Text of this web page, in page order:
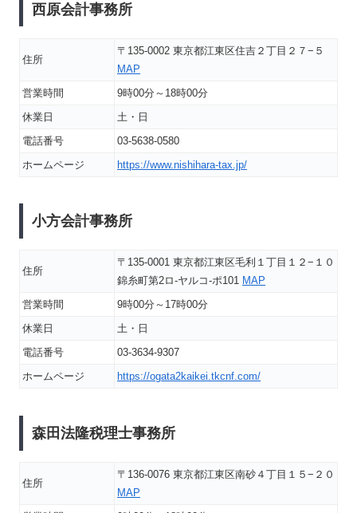
西原会計事務所
住所
〒135-0002 東京都江東区住吉２丁目２７−５
MAP
営業時間
9時00分～18時00分
休業日
土・日
電話番号
03-5638-0580
ホームページ
https://www.nishihara-tax.jp/
小方会計事務所
住所
〒135-0001 東京都江東区毛利１丁目１２−１０
錦糸町第2ロ-ヤルコ-ポ101 MAP
営業時間
9時00分～17時00分
休業日
土・日
電話番号
03-3634-9307
ホームページ
https://ogata2kaikei.tkcnf.com/
森田法隆税理士事務所
住所
〒136-0076 東京都江東区南砂４丁目１５−２０
MAP